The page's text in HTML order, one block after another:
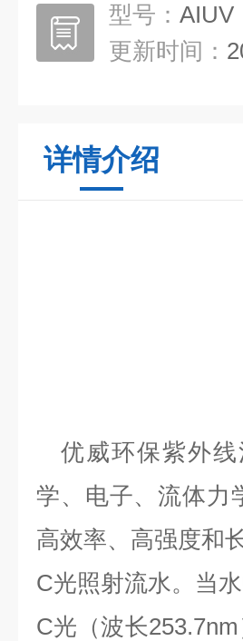
型号： AIUV
更新时间：
详情介绍
优威环保紫外
学、电子、流体力
高效率、高强度和
C光照射流水。当
C光（波长